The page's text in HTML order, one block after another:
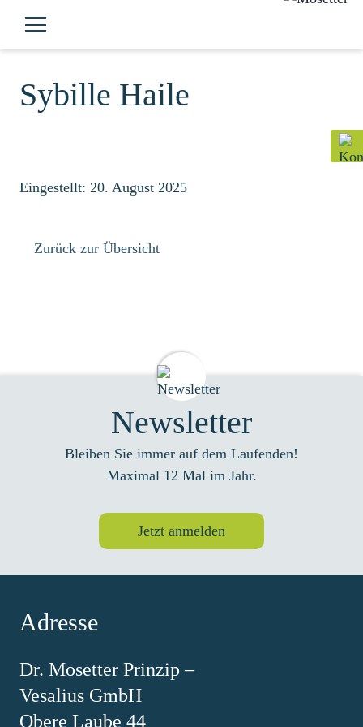
Sybille Haile
Eingestellt: 20. August 2025
Zurück zur Übersicht
Newsletter
Bleiben Sie immer auf dem Laufenden!
Maximal 12 Mal im Jahr.
Jetzt anmelden
Adresse
Dr. Mosetter Prinzip –
Vesalius GmbH
Obere Laube 44